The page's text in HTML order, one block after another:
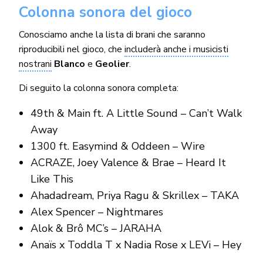
Colonna sonora del gioco
Conosciamo anche la lista di brani che saranno
riproducibili nel gioco, cheincluderà anche i musicisti
nostrani Blanco e Geolier.
Di seguito la colonna sonora completa:
49th & Main ft. A Little Sound – Can’t Walk
Away
1300 ft. Easymind & Oddeen – Wire
ACRAZE, Joey Valence & Brae – Heard It
Like This
Ahadadream, Priya Ragu & Skrillex – TAKA
Alex Spencer – Nightmares
Alok & Brô MC’s – JARAHA
Anaïs x Toddla T x Nadia Rose x LEVi – Hey